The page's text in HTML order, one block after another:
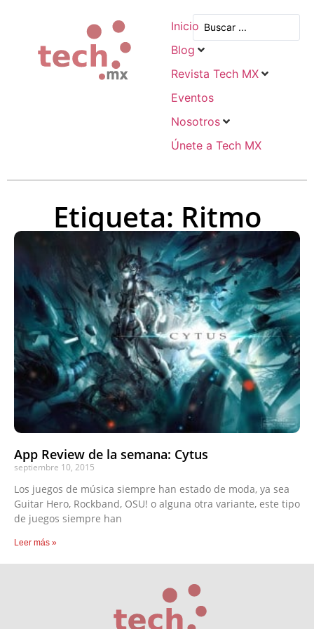
Inicio
Blog
Revista Tech MX
Eventos
Nosotros
Únete a Tech MX
Etiqueta: Ritmo
App Review de la semana: Cytus
septiembre 10, 2015
Los juegos de música siempre han estado de moda, ya sea
Guitar Hero, Rockband, OSU! o alguna otra variante, este tipo
de juegos siempre han
Leer más »